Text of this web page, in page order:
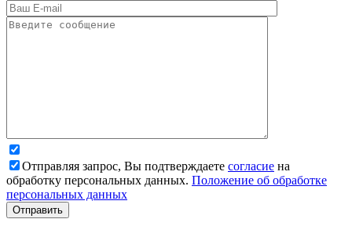
Отправляя запрос, Вы подтверждаете согласие на
обработку персональных данных. Положение об обработке
персональных данных